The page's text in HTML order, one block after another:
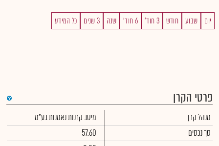
יום שבוע חודש 3 חוד' 6 חוד' שנה 3 שנים כל המידע
פרטי הקרן
מנהל קרן
מיטב קרנות נאמנות בע"מ
סך נכסים
57.60